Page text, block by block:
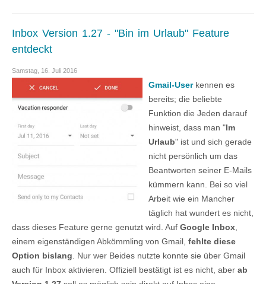
Inbox Version 1.27 - "Bin im Urlaub" Feature
entdeckt
Samstag, 16. Juli 2016
Gmail-Userkennen es
bereits; die beliebte
Funktion die Jeden darauf
hinweist, dass man "Im
Urlaub" ist und sich gerade
nicht persönlich um das
Beantworten seiner E-Mails
kümmern kann. Bei so viel
Arbeit wie ein Mancher
täglich hat wundert es nicht,
dass dieses Feature gerne genutzt wird. Auf Google Inbox
einem eigenständigen Abkömmling von Gmail, fehlte diese
Option bislang . Nur wer Beides nutzte konnte sie über Gmail
auch für Inbox aktivieren. Offiziell bestätigt ist es nicht, aber ab